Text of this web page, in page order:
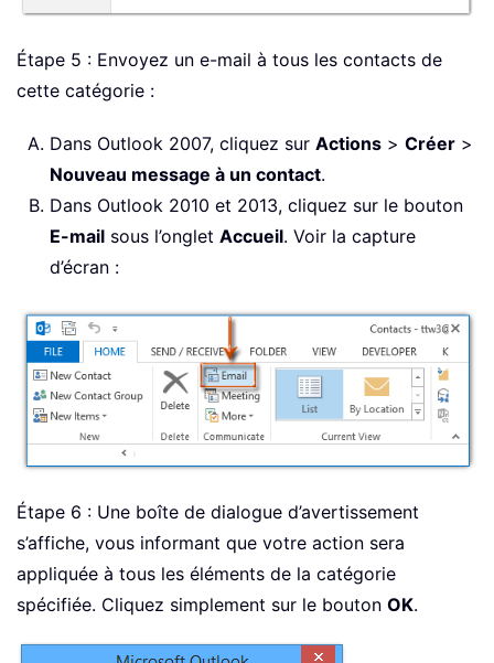
Étape 5 : Envoyez un e-mail à tous les contacts de
cette catégorie :
Dans Outlook 2007, cliquez sur Actions > Créer >
Nouveau message à un contact.
Dans Outlook 2010 et 2013, cliquez sur le bouton
E-mail sous l’onglet Accueil. Voir la capture
d’écran :
Étape 6 : Une boîte de dialogue d’avertissement
s’affiche, vous informant que votre action sera
appliquée à tous les éléments de la catégorie
spécifiée. Cliquez simplement sur le bouton OK.